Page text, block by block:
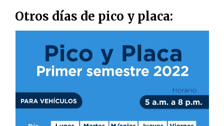
Otros días de pico y placa: